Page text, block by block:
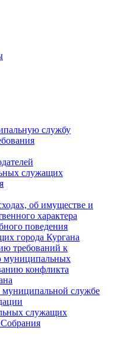
службу
служащих
об имуществе и
характера
поведения
города Кургана
требований к
муниципальных
конфликта
муниципальной службе
служащих